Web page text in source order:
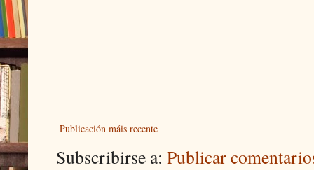
Publicación máis recente
Subscribirse a: Publicar